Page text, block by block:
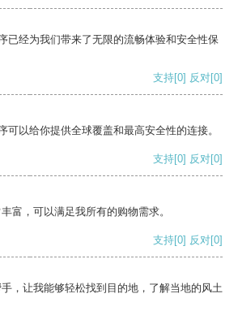
已经为我们带来了无限的流畅体验和安全性保
支持[0] 反对[0]
可以给你提供全球覆盖和最高安全性的连接。
支持[0] 反对[0]
富，可以满足我所有的购物需求。
支持[0] 反对[0]
，让我能够轻松找到目的地，了解当地的风土